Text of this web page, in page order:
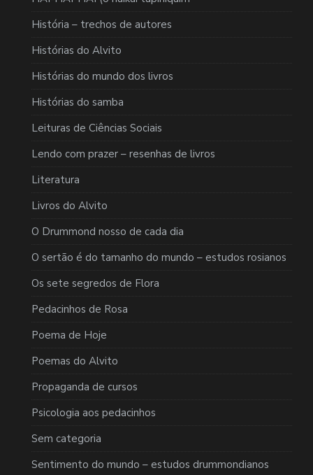
História – trechos de autores
Histórias do Alvito
Histórias do mundo dos livros
Histórias do samba
Leituras de Ciências Sociais
Lendo com prazer – resenhas de livros
Literatura
Livros do Alvito
O Drummond nosso de cada dia
O sertão é do tamanho do mundo – estudos rosianos
Os sete segredos de Flora
Pedacinhos de Rosa
Poema de Hoje
Poemas do Alvito
Propaganda de cursos
Psicologia aos pedacinhos
Sem categoria
Sentimento do mundo – estudos drummondianos